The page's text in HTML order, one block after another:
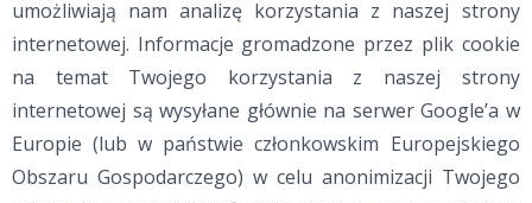
umożliwiają nam analizę korzystania z naszej strony
internetowej. Informacje gromadzone przez plik cookie
na temat Twojego korzystania z naszej strony
internetowej są wysyłane głównie na serwer Google’a w
Europie (lub w państwie członkowskim Europejskiego
Obszaru Gospodarczego) w celu anonimizacji Twojego